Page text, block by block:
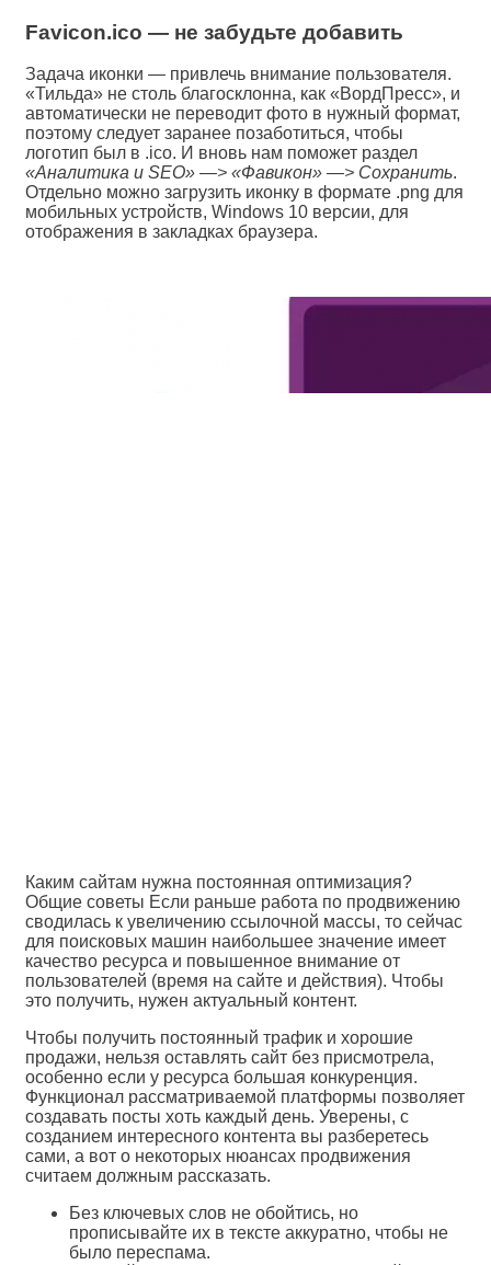
Favicon.ico — не забудьте добавить
Задача иконки — привлечь внимание пользователя.
«Тильда» не столь благосклонна, как «ВордПресс», и
автоматически не переводит фото в нужный формат,
поэтому следует заранее позаботиться, чтобы
логотип был в .ico. И вновь нам поможет раздел
«Аналитика и SEO» —> «Фавикон» —> Сохранить.
Отдельно можно загрузить иконку в формате .png для
мобильных устройств, Windows 10 версии, для
отображения в закладках браузера.
Каким сайтам нужна постоянная оптимизация?
Общие советы Если раньше работа по продвижению
сводилась к увеличению ссылочной массы, то сейчас
для поисковых машин наибольшее значение имеет
качество ресурса и повышенное внимание от
пользователей (время на сайте и действия). Чтобы
это получить, нужен актуальный контент.
Чтобы получить постоянный трафик и хорошие
продажи, нельзя оставлять сайт без присмотрела,
особенно если у ресурса большая конкуренция.
Функционал рассматриваемой платформы позволяет
создавать посты хоть каждый день. Уверены, с
созданием интересного контента вы разберетесь
сами, а вот о некоторых нюансах продвижения
считаем должным рассказать.
Без ключевых слов не обойтись, но
прописывайте их в тексте аккуратно, чтобы не
было переспама.